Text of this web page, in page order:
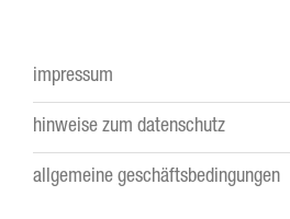
Footer
menu
impressum
hinweise zum datenschutz
allgemeine geschäftsbedingungen